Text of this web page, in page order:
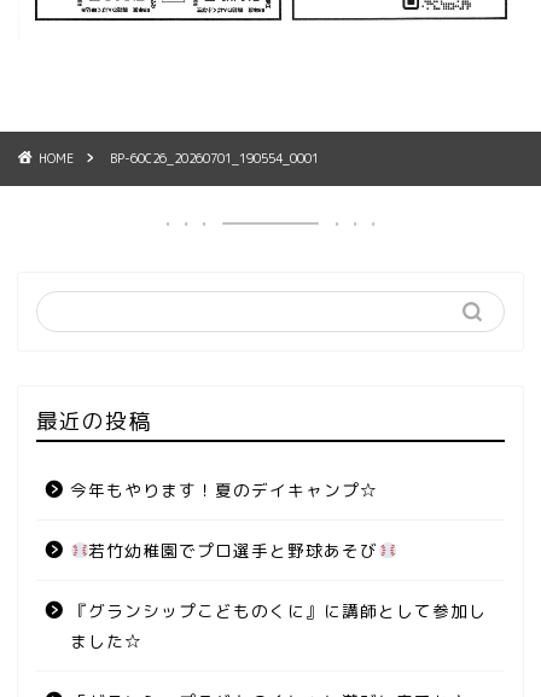
HOME BP-60C26_20260701_190554_0001
最近の投稿
今年もやります！夏のデイキャンプ☆
若竹幼稚園でプロ選手と野球あそび
『グランシップこどものくに』に講師として参加し
ました☆